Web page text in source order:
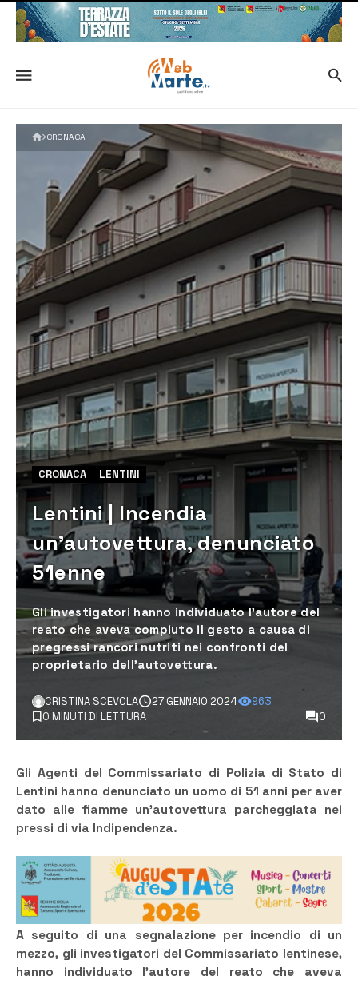
CRONACA
CRONACA LENTINI
Lentini | Incendia
un’autovettura, denunciato
51enne
Gli investigatori hanno individuato l’autore del
reato che aveva compiuto il gesto a causa di
pregressi rancori nutriti nei confronti del
proprietario dell’autovettura.
CRISTINA SCEVOLA 27 GENNAIO 2024
963
0 MINUTI DI LETTURA
0
Gli Agenti del Commissariato di Polizia di Stato di
Lentini hanno denunciato un uomo di 51 anni per aver
dato alle fiamme un’autovettura parcheggiata nei
pressi di via Indipendenza.
A seguito di una segnalazione per incendio di un
mezzo, gli investigatori del Commissariato lentinese,
hanno individuato l’autore del reato che aveva